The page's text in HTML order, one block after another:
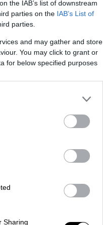
the IAB’s list of downstream
parties on the IAB’s List of
parties.
and may gather and store
You may click to grant or
for below specified purposes
Sharing